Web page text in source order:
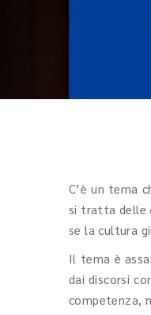
C’è un tema
si tratta delle
se la cultura
Il tema è
dai discorsi
competenza,